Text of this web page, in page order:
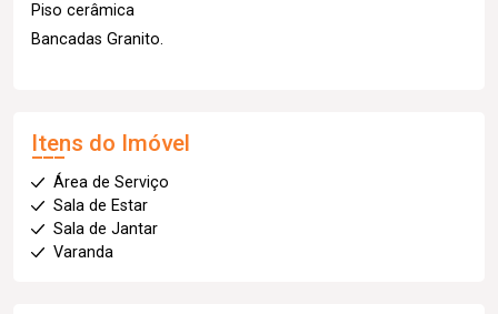
Piso cerâmica
Bancadas Granito.
Itens do Imóvel
Área de Serviço
Sala de Estar
Sala de Jantar
Varanda